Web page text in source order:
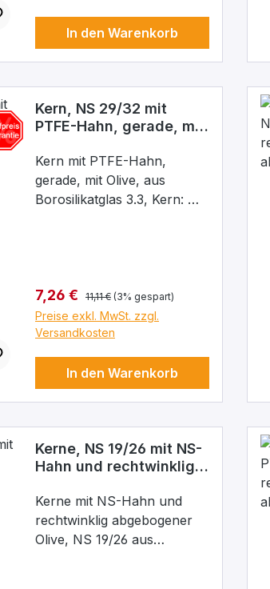
In den Warenkorb
Kern, NS 29/32 mit
PTFE-Hahn, gerade, mit
Kern mit PTFE-Hahn,
gerade, mit Olive, aus
Borosilikatglas 3.3, Kern: NS
Verkaufspreis:
7,26 € Regulärer Preis:
11,11 € (3% gespart)
Preise exkl. MwSt. zzgl.
Versandkosten
In den Warenkorb
Kerne, NS 19/26 mit NS-
Hahn und rechtwinklig
Kerne mit NS-Hahn und
rechtwinklig abgebogener
Olive, NS 19/26 aus